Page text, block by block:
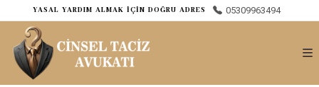
ㅤYASAL YARDIM ALMAK İÇİN DOĞRU ADRES 05309963494